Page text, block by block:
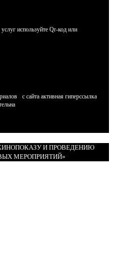
используйте Qr-код или
с сайта активная гиперссылка
И ПРОВЕДЕНИЮ
МЕРОПРИЯТИЙ»